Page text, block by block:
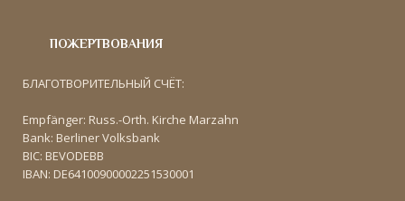
ПОЖЕРТВОВАНИЯ
БЛАГОТВОРИТЕЛЬНЫЙ СЧЁТ:
Empfänger: Russ.-Orth. Kirche Marzahn
Bank: Berliner Volksbank
BIC: BEVODEBB
IBAN: DE64100900002251530001